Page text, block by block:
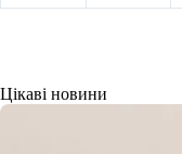
Цікаві новини